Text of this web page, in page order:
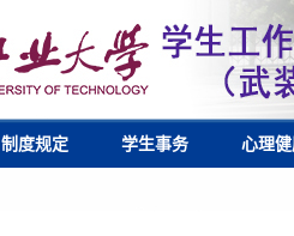
制度规定 学生事务 心理